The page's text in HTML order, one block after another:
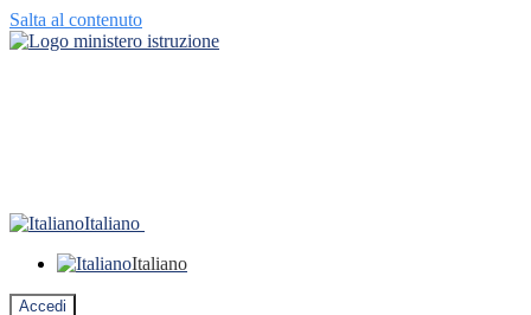
Salta al contenuto
Italiano
Italiano
Accedi